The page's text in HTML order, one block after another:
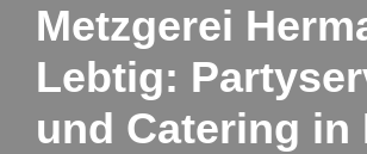
Metzgerei
Lebtig:
und Catering in